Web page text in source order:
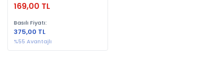
169,00 TL
Basılı Fiyatı:
375,00 TL
%55 Avantajlı